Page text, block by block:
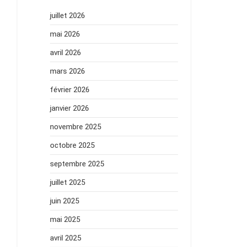
juillet 2026
mai 2026
avril 2026
mars 2026
février 2026
janvier 2026
novembre 2025
octobre 2025
septembre 2025
juillet 2025
juin 2025
mai 2025
avril 2025